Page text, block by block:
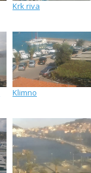
Krk riva
Klimno